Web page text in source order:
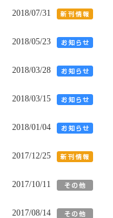
2018/07/31
2018/05/23
2018/03/28
2018/03/15
2018/01/04
2017/12/25
2017/10/11
2017/08/14